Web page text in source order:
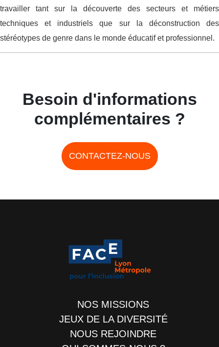
travailler tant sur la découverte des secteurs et métiers
techniques et industriels que sur la déconstruction des
stéréotypes de genre dans le monde éducatif et professionnel.
Besoin d'informations
complémentaires ?
CONTACTEZ-NOUS
NOS MISSIONS
JEUX DE LA DIVERSITÉ
NOUS REJOINDRE